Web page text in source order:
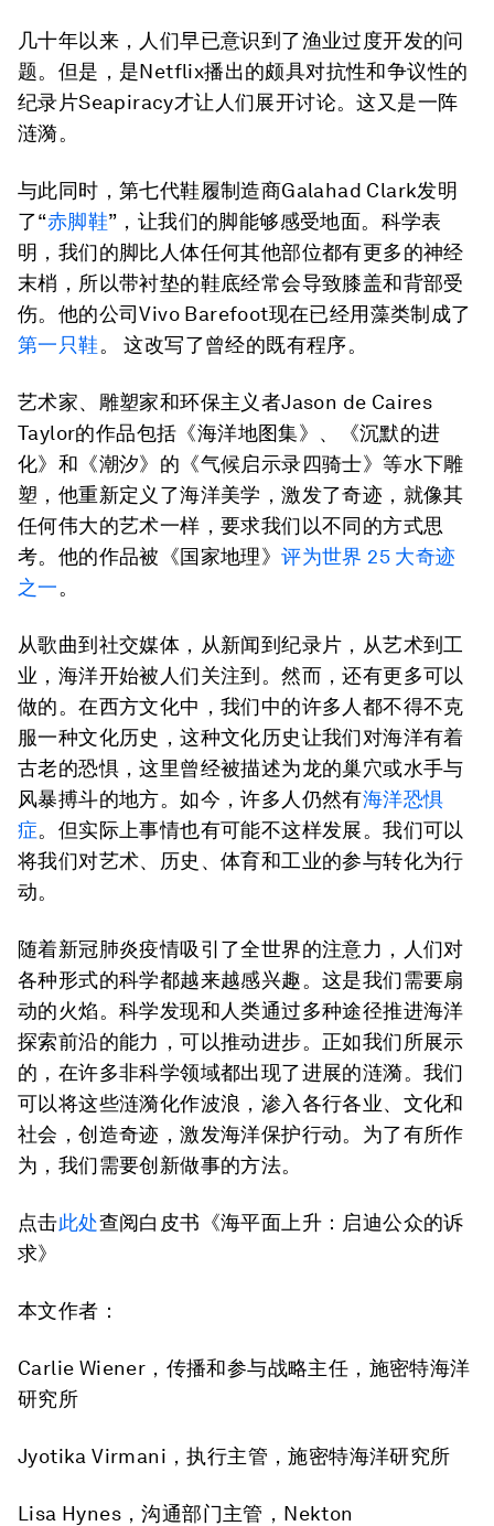
几十年以来，人们早已意识到了渔业过度开发的问
题。但是，是Netflix播出的颇具对抗性和争议性的
纪录片Seapiracy才让人们展开讨论。这又是一阵
涟漪。
与此同时，第七代鞋履制造商Galahad Clark发明
了“赤脚鞋”，让我们的脚能够感受地面。科学表
明，我们的脚比人体任何其他部位都有更多的神经
末梢，所以带衬垫的鞋底经常会导致膝盖和背部受
伤。他的公司Vivo Barefoot现在已经用藻类制成了
第一只鞋。 这改写了曾经的既有程序。
艺术家、雕塑家和环保主义者Jason de Caires
Taylor的作品包括《海洋地图集》、《沉默的进
化》和《潮汐》的《气候启示录四骑士》等水下雕
塑，他重新定义了海洋美学，激发了奇迹，就像其
任何伟大的艺术一样，要求我们以不同的方式思
考。他的作品被《国家地理》评为世界 25 大奇迹
之一。
从歌曲到社交媒体，从新闻到纪录片，从艺术到工
业，海洋开始被人们关注到。然而，还有更多可以
做的。在西方文化中，我们中的许多人都不得不克
服一种文化历史，这种文化历史让我们对海洋有着
古老的恐惧，这里曾经被描述为龙的巢穴或水手与
风暴搏斗的地方。如今，许多人仍然有海洋恐惧
症。但实际上事情也有可能不这样发展。我们可以
将我们对艺术、历史、体育和工业的参与转化为行
动。
随着新冠肺炎疫情吸引了全世界的注意力，人们对
各种形式的科学都越来越感兴趣。这是我们需要扇
动的火焰。科学发现和人类通过多种途径推进海洋
探索前沿的能力，可以推动进步。正如我们所展示
的，在许多非科学领域都出现了进展的涟漪。我们
可以将这些涟漪化作波浪，渗入各行各业、文化和
社会，创造奇迹，激发海洋保护行动。为了有所作
为，我们需要创新做事的方法。
点击此处查阅白皮书《海平面上升：启迪公众的诉
求》
本文作者：
Carlie Wiener，传播和参与战略主任，施密特海洋
研究所
Jyotika Virmani，执行主管，施密特海洋研究所
Lisa Hynes，沟通部门主管，Nekton